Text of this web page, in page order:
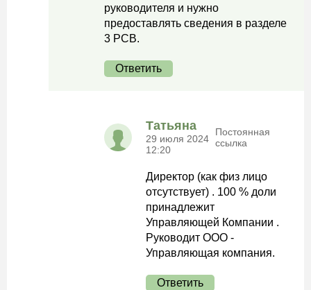
руководителя и нужно
предоставлять сведения в разделе
3 РСВ.
Ответить
Татьяна
29 июля 2024
12:20
Постоянная
ссылка
Директор (как физ лицо
отсутствует) . 100 % доли
принадлежит
Управляющей Компании .
Руководит ООО -
Управляющая компания.
Ответить